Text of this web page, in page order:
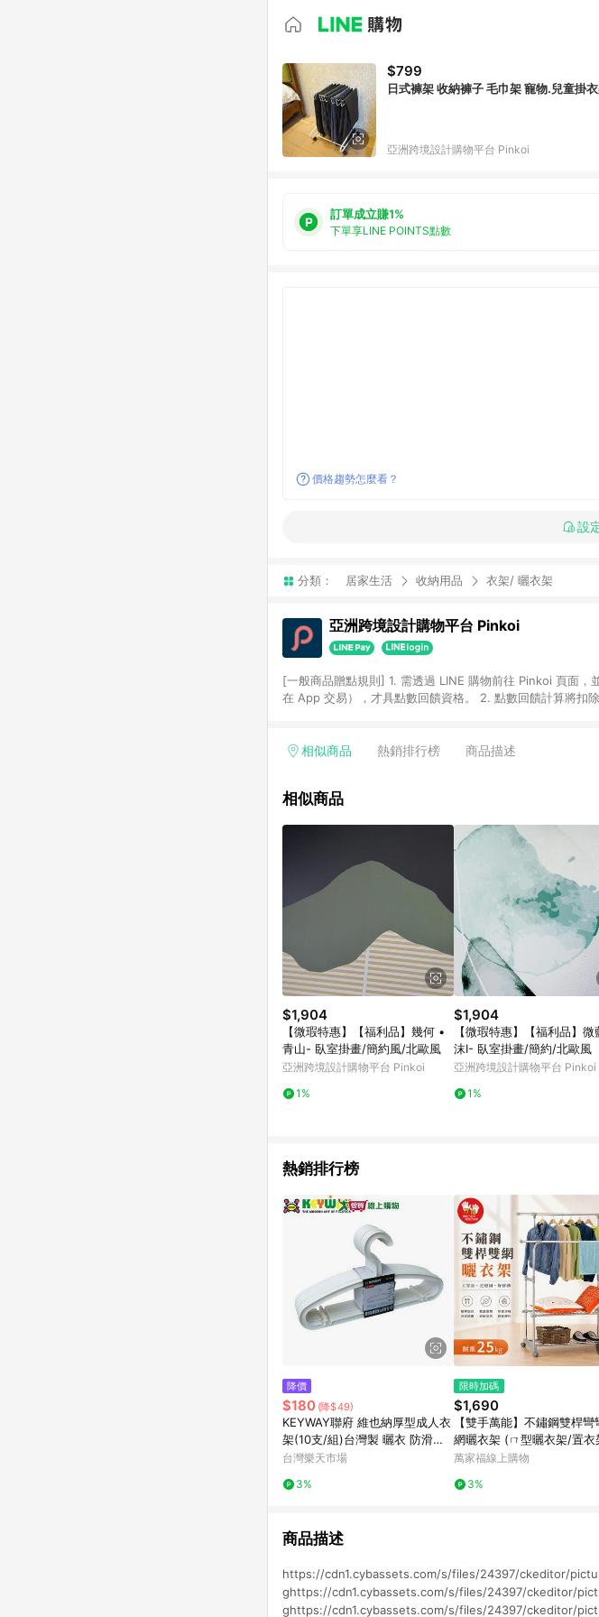
$799
日式褲架 收納褲子 毛巾架 寵物.兒童掛
亞洲跨境設計購物平台 Pinkoi
訂單成立賺1%
下單享LINE POINTS點數
價格趨勢怎麼看？
設
分類： 居家生活 收納用品 衣架/ 曬衣架
亞洲跨境設計購物平台 Pinkoi
[一般商品贈點規則] 1. 需透過 LINE 購物前往 Pinkoi 頁面
在 App 交易），才具點數回饋資格。 2. 點數回饋計算將扣
格，部分退款不在此限。 6. APP 請更新至Android v4.6.0 /
使用規則請以點數紅包活動說明為準。 11. 若於 LINE 購物
相似商品 熱銷排行榜 商品描述
相似商品
$1,904
【微瑕特惠】【福利品】幾何 •
青山- 臥室掛畫/簡約風/北歐風
亞洲跨境設計購物平台 Pinkoi
1%
$1,904
【微瑕特惠】【福利品】微
沫I- 臥室掛畫/簡約/北歐風
亞洲跨境設計購物平台 Pinkoi
1%
熱銷排行榜
降價
$180 (降$49)
KEYWAY聯府 維也納厚型成人衣
架(10支/組)台灣製 曬衣 防滑
【愛買】
台灣樂天市場
3%
限時加碼
$1,690
【雙手萬能】不鏽鋼雙桿彎
網曬衣架 (ㄇ型曬衣架/置衣
納/伸縮/雙桿衣架)
萬家福線上購物
3%
商品描述
https://cdn1.cybassets.com/s/files/24397/ckeditor/
ghttps://cdn1.cybassets.com/s/files/24397/ckeditor/
ghttps://cdn1.cybassets.com/s/files/24397/ckeditor/